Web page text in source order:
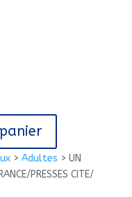
> Adultes > UN
PRESSES CITE/